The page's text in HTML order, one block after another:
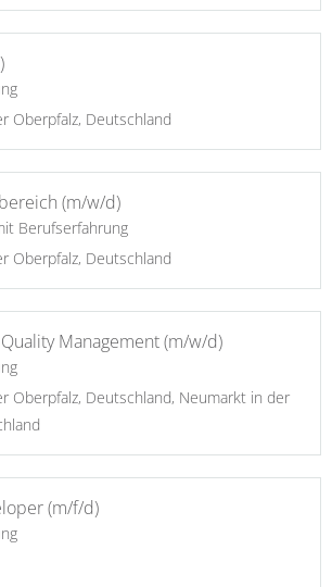
Oberpfalz, Deutschland
(m/w/d)
Berufserfahrung
Oberpfalz, Deutschland
Management (m/w/d)
Oberpfalz, Deutschland, Neumarkt in der
(m/f/d)